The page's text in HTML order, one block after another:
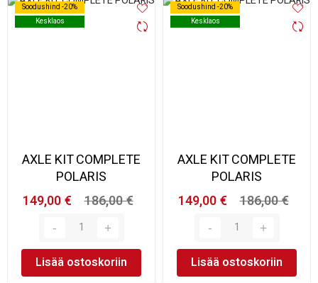
Soodushind -20%
Kesklaos
Soodushind -20%
Kesklaos
AXLE KIT COMPLETE
POLARIS
149,00 €
186,00 €
Lisää ostoskoriin
Soodushind -20%
Kesklaos
Soodushind -20%
Kesklaos
AXLE KIT COMPLETE
POLARIS
149,00 €
186,00 €
Lisää ostoskoriin